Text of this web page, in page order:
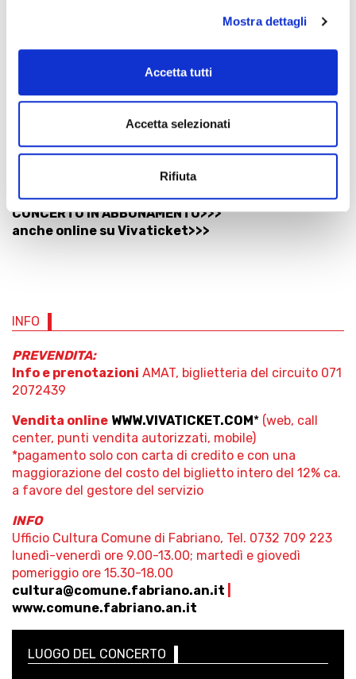
Mostra dettagli
Accetta tutti
Accetta selezionati
Rifiuta
- il giorno del concerto feriale ore 19-21; domenica di
spettacolo dalle ore 16
PREVENDITA:
Info e prenotazioni
AMAT, biglietteria del circuito 071
CONCERTO IN ABBONAMENTO>>>
anche online su Vivaticket>>>
INFO
PREVENDITA:
Info e prenotazioni AMAT, biglietteria del circuito 071
2072439
Vendita online WWW.VIVATICKET.COM* (web, call
center, punti vendita autorizzati, mobile)
*pagamento solo con carta di credito e con una
maggiorazione del costo del biglietto intero del 12% ca.
a favore del gestore del servizio
INFO
Ufficio Cultura Comune di Fabriano, Tel. 0732 709 223
lunedì-venerdì ore 9.00-13.00; martedì e giovedì
pomeriggio ore 15.30-18.00
cultura@comune.fabriano.an.it
www.comune.fabriano.an.it
LUOGO DEL CONCERTO